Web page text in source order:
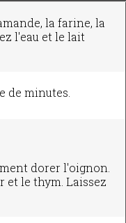
la farine, la
l'eau et le lait
de minutes.
dorer l'oignon.
et le thym. Laissez